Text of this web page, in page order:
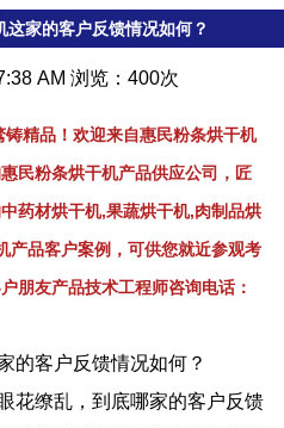
这家的客户反馈情况如何？
AM 浏览：400次
精品！欢迎来自惠民粉条烘干机
民粉条烘干机产品供应公司，匠
药材烘干机,果蔬烘干机,肉制品烘
产品客户案例，可供您就近参观考
朋友产品技术工程师咨询电话：
的客户反馈情况如何？
花缭乱，到底哪家的客户反馈